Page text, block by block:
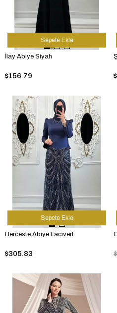
İlay Abiye Siyah
$156.79
Sepete Ekle
Berceste Abiye Lacivert
$305.83
Sepete Ekle